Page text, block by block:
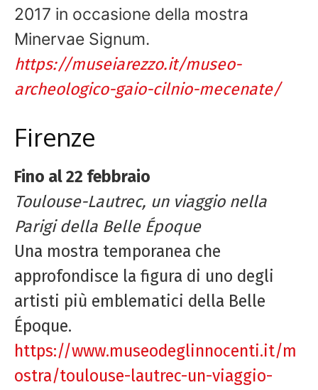
2017 in occasione della mostra
Minervae Signum.
https://museiarezzo.it/museo-
archeologico-gaio-cilnio-mecenate/
Firenze
Fino al 22 febbraio
Toulouse-Lautrec, un viaggio nella
Parigi della Belle Époque
Una mostra temporanea che
approfondisce la figura di uno degli
artisti più emblematici della Belle
Époque.
https://www.museodeglinnocenti.it/m
ostra/toulouse-lautrec-un-viaggio-